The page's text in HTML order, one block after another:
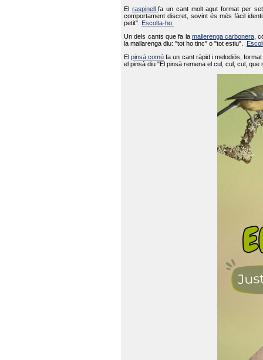
El raspinellfa un cant molt agut format per
comportament discret, sovint és més fàcil
petit".
Escolta-ho.
Un dels cants que fa la mallerenga carbonera ,
la mallarenga diu: "tot ho tinc" o "tot estiu".
Elpinsà comú fa un cant ràpid i melodiós,
el pinsà diu "El pinsà remena el cul, cul, cul,